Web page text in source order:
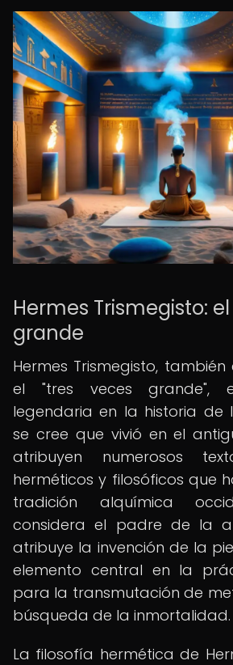
Hermes Trismegisto:
grande
Hermes Trismegisto,
el "tres veces grande",
legendaria en la historia de
se cree que vivió en el
atribuyen numerosos
herméticos y filosóficos que
tradición alquímica
considera el padre de la
atribuye la invención de la
elemento central en la
para la transmutación de
búsqueda de la inmortalidad.
La filosofía hermética de